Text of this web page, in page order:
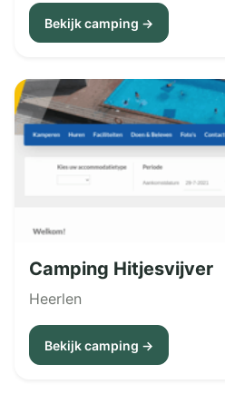
Bekijk camping →
Camping Hitjesvijver
Heerlen
Bekijk camping →